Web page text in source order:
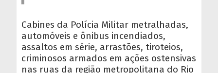
Cabines da Polícia Militar metralhadas,
automóveis e ônibus incendiados,
assaltos em série, arrastões, tiroteios,
criminosos armados em ações ostensivas
nas ruas da região metropolitana do Rio